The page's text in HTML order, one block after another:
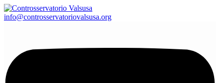
info@controsservatoriovalsusa.org